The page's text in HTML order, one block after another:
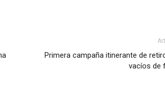
Primera campaña itinerante de
vacíos de